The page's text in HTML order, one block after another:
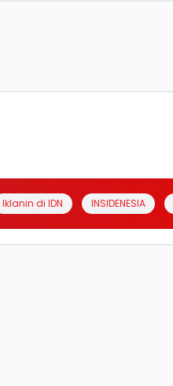
Iklanin di IDN INSIDENESIA